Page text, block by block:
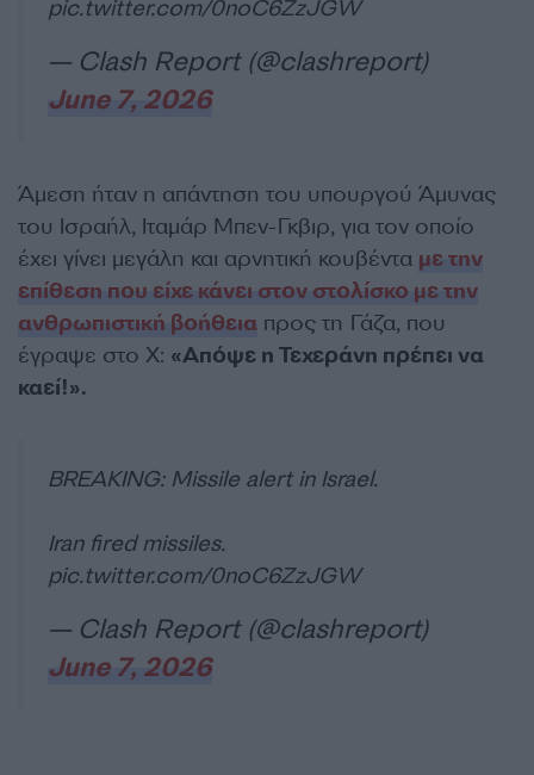
pic.twitter.com/0noC6ZzJGW
— Clash Report (@clashreport)
June 7, 2026
Άμεση ήταν η απάντηση του υπουργού Άμυνας
του Ισραήλ, Ιταμάρ Μπεν-Γκβιρ, για τον οποίο
έχει γίνει μεγάλη και αρνητική κουβέντα με την
επίθεση που είχε κάνει στον στολίσκο με την
ανθρωπιστική βοήθεια προς τη Γάζα, που
έγραψε στο Χ: «Απόψε η Τεχεράνη πρέπει να
καεί!».
BREAKING: Missile alert in Israel.
Iran fired missiles.
pic.twitter.com/0noC6ZzJGW
— Clash Report (@clashreport)
June 7, 2026